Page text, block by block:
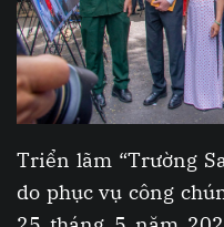
Triển lãm “Trường
do phục vụ công